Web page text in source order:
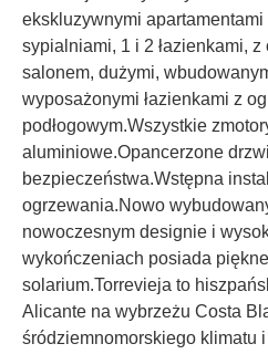
ekskluzywnymi apartamentami
sypialniami, 1 i 2 łazienkami,
salonem, dużymi,
wyposażonymi łazienkami z
podłogowym.Wszystkie
aluminiowe.Opancerzone
bezpieczeństwa.Wstępna
ogrzewania.Nowo
nowoczesnym designie i
wykończeniach posiada
solarium.Torrevieja to
Alicante na wybrzeżu Costa
śródziemnomorskiego klimatu i